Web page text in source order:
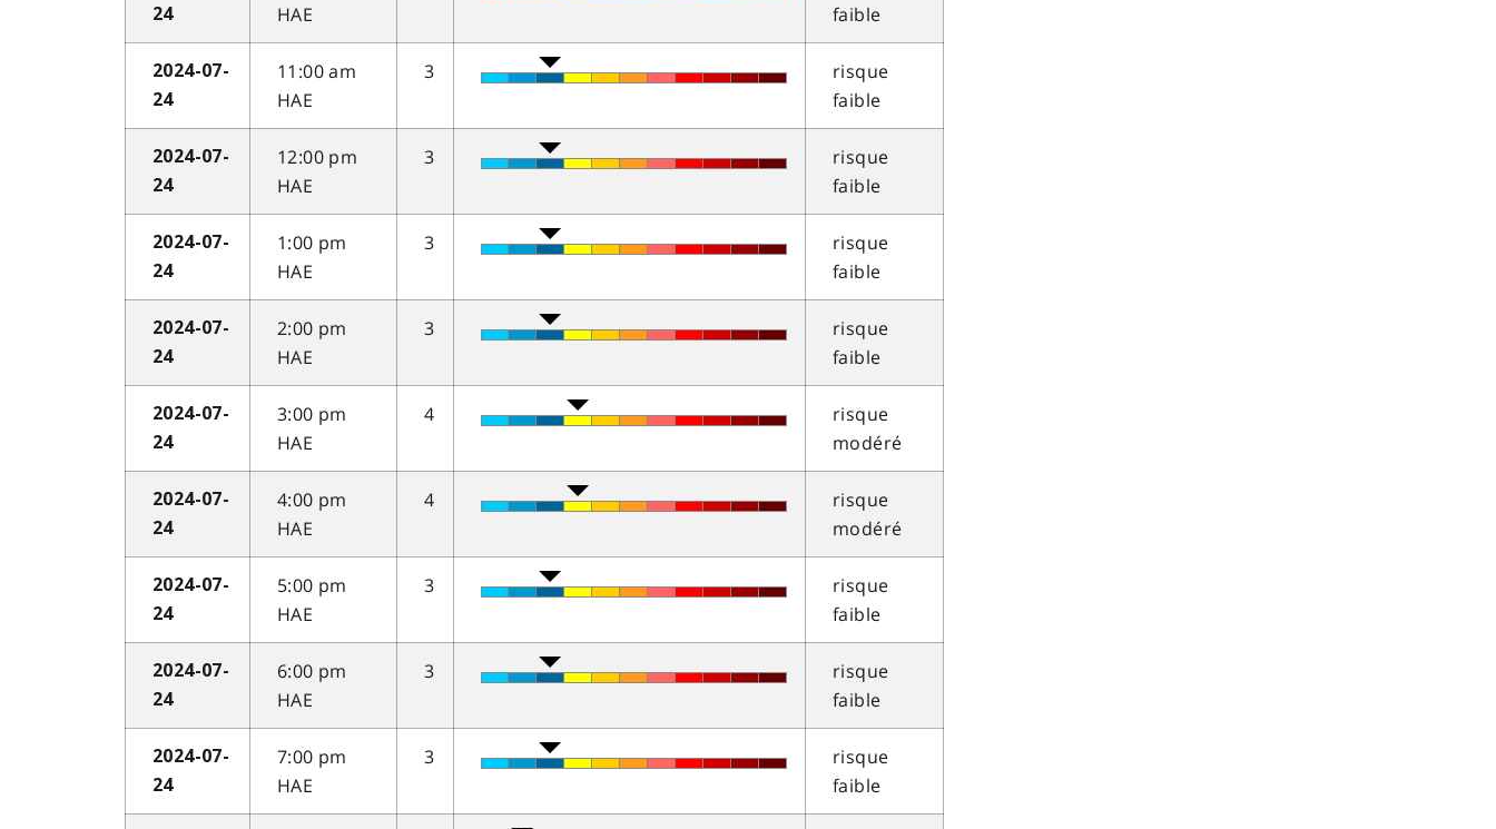
24
HAE
faible
2024-07-
24
11:00 am
HAE
3
risque
faible
2024-07-
24
12:00 pm
HAE
3
risque
faible
2024-07-
24
1:00 pm
HAE
3
risque
faible
2024-07-
24
2:00 pm
HAE
3
risque
faible
2024-07-
24
3:00 pm
HAE
4
risque
modéré
2024-07-
24
4:00 pm
HAE
4
risque
modéré
2024-07-
24
5:00 pm
HAE
3
risque
faible
2024-07-
24
6:00 pm
HAE
3
risque
faible
2024-07-
24
7:00 pm
HAE
3
risque
faible